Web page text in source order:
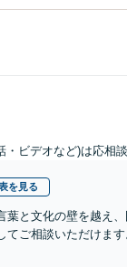
・ビデオなど)は応相談
を見る
葉と文化の壁を越え
ご相談いただけま